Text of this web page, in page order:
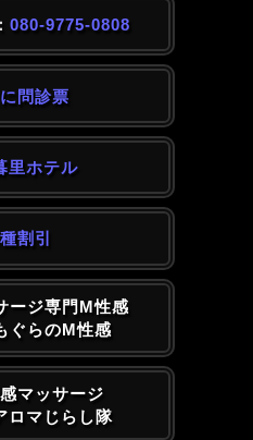
080-9775-0808
問診票
里ホテル
割引
ージ専門M性感
ぐらのM性感
マッサージ
ロマじらし隊